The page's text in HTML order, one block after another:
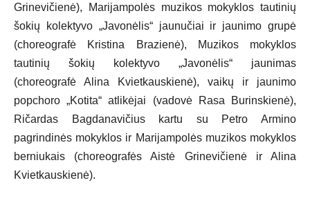
Grinevičienė), Marijampolės muzikos mokyklos tautinių
šokių kolektyvo „Javonėlis“ jaunučiai ir jaunimo grupė
(choreografė Kristina Brazienė), Muzikos mokyklos
tautinių šokių kolektyvo „Javonėlis“ jaunimas
(choreografė Alina Kvietkauskienė), vaikų ir jaunimo
popchoro „Kotita“ atlikėjai (vadovė Rasa Burinskienė),
Ričardas Bagdanavičius kartu su Petro Armino
pagrindinės mokyklos ir Marijampolės muzikos mokyklos
berniukais (choreografės Aistė Grinevičienė ir Alina
Kvietkauskienė).